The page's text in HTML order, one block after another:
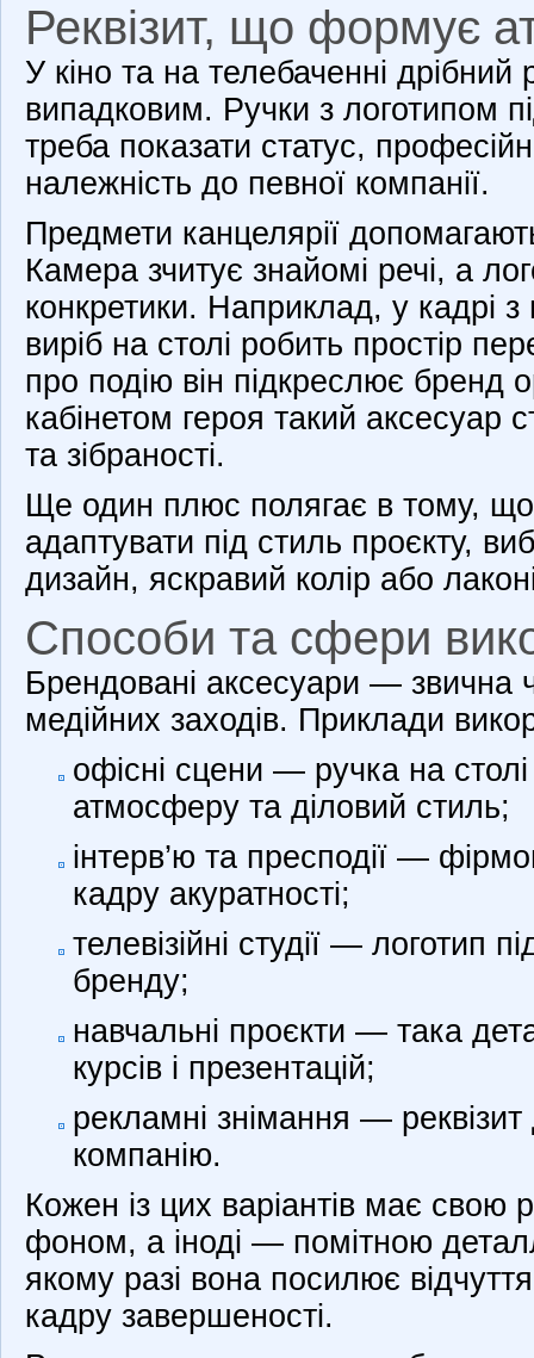
Реквізит, що формує
У кіно та на телебаченні дрібний
випадковим. Ручки з логотипом
треба показати статус,
належність до певної компанії.
Предмети канцелярії
Камера зчитує знайомі речі, а
конкретики. Наприклад, у кадрі з
виріб на столі робить простір
про подію він підкреслює бренд
кабінетом героя такий аксесуар
та зібраності.
Ще один плюс полягає в тому, що
адаптувати під стиль проєкту,
дизайн, яскравий колір або
Способи та сфери
Брендовані аксесуари — звична
медійних заходів. Приклади
офісні сцени — ручка на
атмосферу та діловий стиль;
інтерв’ю та пресподії —
кадру акуратності;
телевізійні студії — логотип
бренду;
навчальні проєкти — така
курсів і презентацій;
рекламні знімання —
компанію.
Кожен із цих варіантів має свою
фоном, а іноді — помітною
якому разі вона посилює
кадру завершеності.